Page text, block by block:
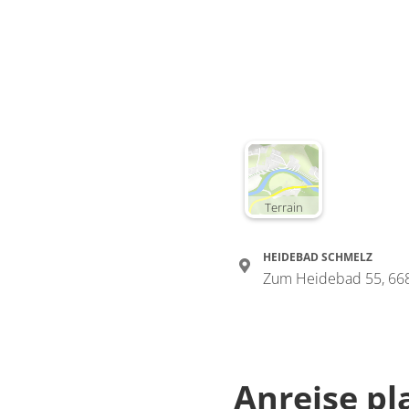
Terrain
HEIDEBAD SCHMELZ
Zum Heidebad 55,
Anreise